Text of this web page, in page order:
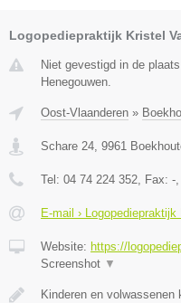
Logopediepraktijk Kristel
Niet gevestigd in de
Henegouwen.
Oost-Vlaanderen »
Schare 24 9961
Tel: 04 74 224 352 , Fax: -
E-mail ›
Website: https://
Screenshot ▼
Kinderen en